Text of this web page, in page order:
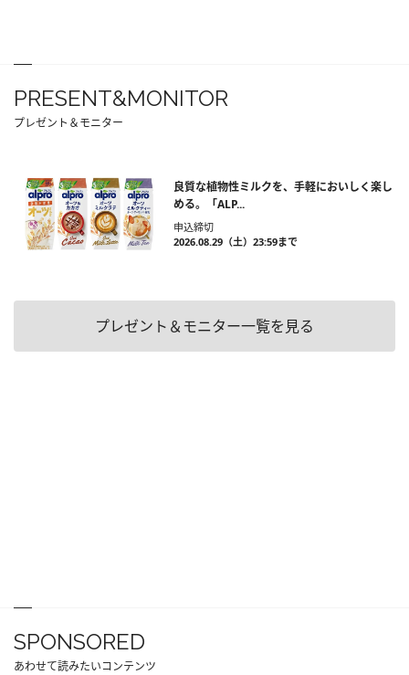
PRESENT&MONITOR
プレゼント＆モニター
良質な植物性ミルクを、手軽においしく楽し
める。「ALP...
申込締切
2026.08.29（土）23:59まで
プレゼント＆モニター一覧を見る
SPONSORED
あわせて読みたいコンテンツ